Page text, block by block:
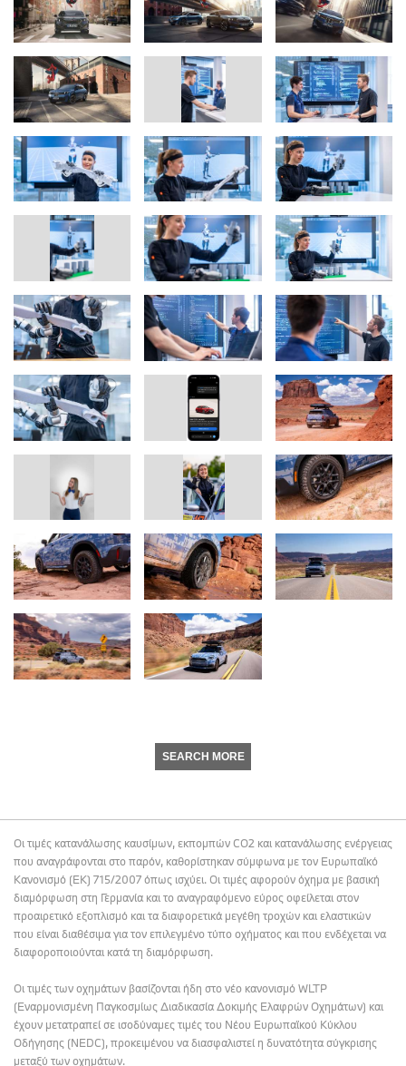
SEARCH MORE
Οι τιμές κατανάλωσης καυσίμων, εκπομπών CO2 και κατανάλωσης ενέργειας
που αναγράφονται στο παρόν, καθορίστηκαν σύμφωνα με τον Ευρωπαϊκό
Κανονισμό (ΕΚ) 715/2007 όπως ισχύει. Οι τιμές αφορούν όχημα με βασική
διαμόρφωση στη Γερμανία και το αναγραφόμενο εύρος οφείλεται στον
προαιρετικό εξοπλισμό και τα διαφορετικά μεγέθη τροχών και ελαστικών
που είναι διαθέσιμα για τον επιλεγμένο τύπο οχήματος και που ενδέχεται να
διαφοροποιούνται κατά τη διαμόρφωση.
Οι τιμές των οχημάτων βασίζονται ήδη στο νέο κανονισμό WLTP
(Εναρμονισμένη Παγκοσμίως Διαδικασία Δοκιμής Ελαφρών Οχημάτων) και
έχουν μετατραπεί σε ισοδύναμες τιμές του Νέου Ευρωπαϊκού Κύκλου
Οδήγησης (NEDC), προκειμένου να διασφαλιστεί η δυνατότητα σύγκρισης
μεταξύ των οχημάτων.